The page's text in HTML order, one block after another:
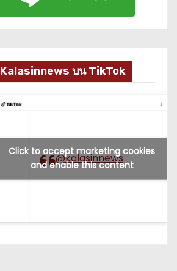
Kalasinnews บน TikTok
@kalasinnews
Click to accept marketing cookies
and enable this content